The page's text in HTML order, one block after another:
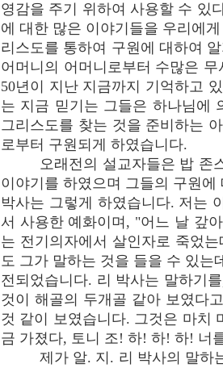
영감을 주기 위하여 사용할 수 있
에 대한 많은 이야기들을 우리에
리스도를 통하여 구원에 대하여
어머니의 어머니로부터 수많은
50년이 지난 지금까지 기억하고
는 지금 믿기는 그들은 하나님에
그리스도를 찾는 것을 준비하는
로부터 구원되게 하였습니다.
오래전의 설교자들은 밥 존
이야기를 하였으며 그들의 구원
박사는 그렇게 하였습니다. 저는
서 사용한 예화이며, "어느 날 갚
는 전기의자에서 살인자로 죽었
도 그가 말하는 것을 들을 수 있는
전되었습니다. 리 박사는 말하기
것이 해골의 두개골 같아 보였다
것 같이 보였습니다. 그것은 마치
금 가졌다, 토니 조! 하! 하! 하! 너
제가 알. 지. 리 박사의 말하